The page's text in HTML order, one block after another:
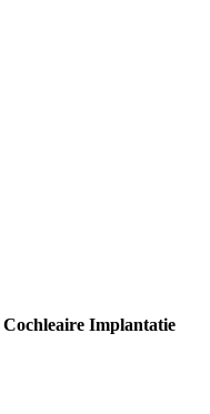
Implantatie